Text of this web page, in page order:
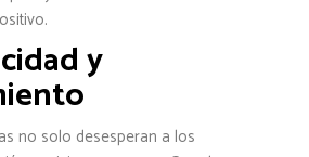
y
no solo desesperan a los